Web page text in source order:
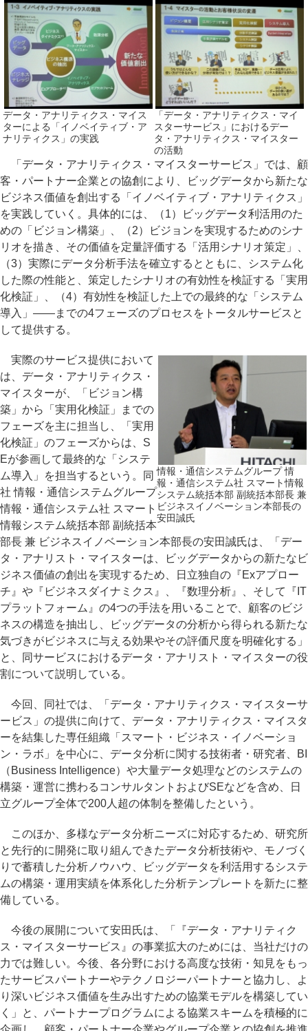
データ・アナリティクス・マイス
ターによる「イノベイティブ・ア
ナリティクス」の実践
「データ・アナリティクス・マイ
スターサービス」におけるデー
タ・アナリティクス・マイスター
の活動
「データ・アナリティクス・マイスターサービス」では、顧
客・パートナー企業との協創により、ビッグデータから新たな
ビジネス価値を創出する「イノベイティブ・アナリティクス」
を実践していく。具体的には、（1）ビッグデータ利活用のた
めの「ビジョン構築」、（2）ビジョンを実現するためのシナ
リオを描き、その価値を定量評価する「活用シナリオ策定」、
（3）実際にデータ分析手法を確立するとともに、システム化
した際の性能と、策定したシナリオの有効性を検証する「実用
化検証」、（4）有効性を検証した上での最終的な「システム
導入」――までの4フェーズのプロセスをトータルサービスと
して提供する。
情報・通信システムグループ 情
報・通信システム社 スマート情報
システム統括本部 副統括本部長 兼
ビジネスイノベーション本部長の
安田誠氏
実際のサービス提供において
は、データ・アナリティクス・
マイスターが、「ビジョン構
築」から「実用化検証」までの
フェーズを主に担当し、「実用
化検証」のフェーズからは、S
Eが参画して最終的な「システ
ム導入」を担当するという。同
社 情報・通信システムグループ
情報・通信システム社 スマート
情報システム統括本部 副統括本
部長 兼 ビジネスイノベーション本部長の安田誠氏は、「デー
タ・アナリスト・マイスターは、ビッグデータからの新たなビ
ジネス価値の創出を実現するため、日立独自の『Exアプロー
チ』や『ビジネスダイナミクス』、『数理分析』、そして『IT
プラットフォーム』の4つの手法を用いることで、顧客のビジ
ネスの構造を抽出し、ビッグデータの分析から得られる新たな
気づきがビジネスに与える効果やその評価尺度を明確化する」
と、同サービスにおけるデータ・アナリスト・マイスターの役
割について説明している。
今回、同社では、「データ・アナリティクス・マイスターサ
ービス」の提供に向けて、データ・アナリティクス・マイスタ
ーを結集した専任組織「スマート・ビジネス・イノベーショ
ン・ラボ」を中心に、データ分析に関する技術者・研究者、BI
（Business Intelligence）や大量データ処理などのシステムの
構築・運営に携わるコンサルタントおよびSEなどを含め、日
立グループ全体で200人超の体制を整備したという。
このほか、多様なデータ分析ニーズに対応するため、研究所
と先行的に開発に取り組んできたデータ分析技術や、モノづく
りで蓄積した分析ノウハウ、ビッグデータを利活用するシステ
ムの構築・運用実績を体系化した分析テンプレートを新たに整
備している。
今後の展開について安田氏は、「『データ・アナリティク
ス・マイスターサービス』の事業拡大のためには、当社だけの
力では難しい。今後、各分野における高度な技術・知見をもっ
たサービスパートナーやテクノロジーパートナーと協力し、よ
り深いビジネス価値を生み出すための協業モデルを構築してい
く」と、パートナープログラムによる協業スキームを積極的に